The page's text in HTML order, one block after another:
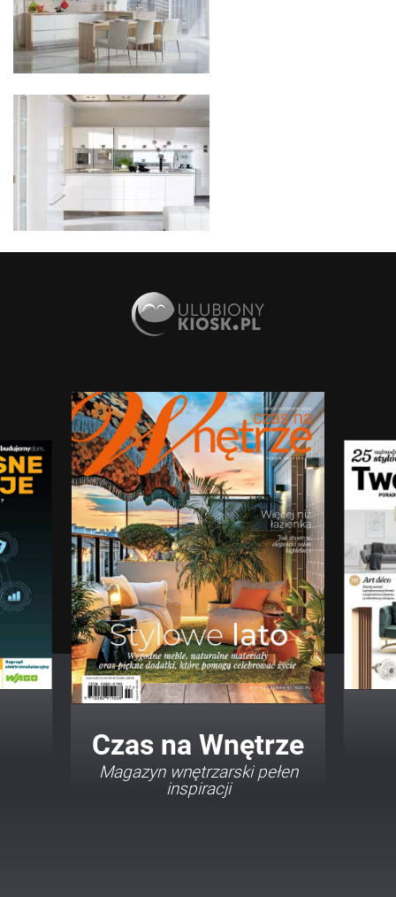
Twój Dom Twój Styl
Porady i inspiracje w
najmodniejszych stylach